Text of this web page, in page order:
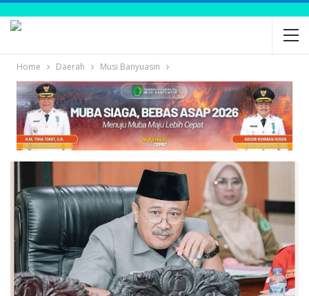
Home Daerah Musi Banyuasin